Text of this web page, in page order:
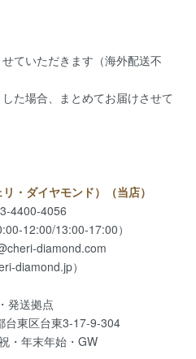
ていただきます（海外配送不
た場合、まとめてお届けさせて
・ダイヤモンド）（当店）
4400-4056
12:00/13:00-17:00）
diamond.com
diamond.jp）
発送拠点
台東区台東3-17-9-304
・年末年始・GW